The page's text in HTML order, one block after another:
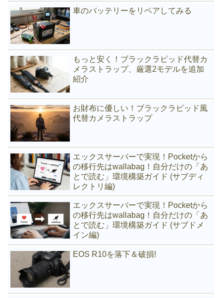
車のバッテリーをリペアしてみる
もっと安く！ブラックラピッド代替カ
メラストラップ、厳選2モデルを追加
紹介
お財布に優しい！ブラックラピッド風
代替カメラストラップ
エックスサーバーで実現！Pocketから
の移行先はwallabag！自分だけの「あ
とで読む」環境構築ガイド (サブディ
レクトリ編)
エックスサーバーで実現！Pocketから
の移行先はwallabag！自分だけの「あ
とで読む」環境構築ガイド (サブドメ
イン編)
EOS R10を落下＆破損!